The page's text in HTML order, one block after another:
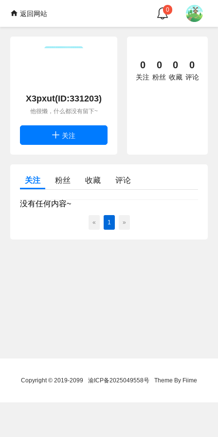
返回网站 0
X3pxut(ID:331203)
他很懒，什么都没有留下~
关注
0
关注
0
粉丝
0
收藏
0
评论
关注 粉丝 收藏 评论
没有任何内容~
« 1 »
Copyright © 2019-2099 渝ICP备2025049558号 Theme By Fiime